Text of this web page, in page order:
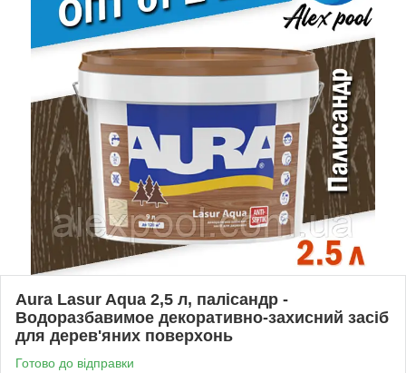
Aura Lasur Aqua 2,5 л, палісандр -
Водоразбавимое декоративно-захисний засіб
для дерев'яних поверхонь
Готово до відправки